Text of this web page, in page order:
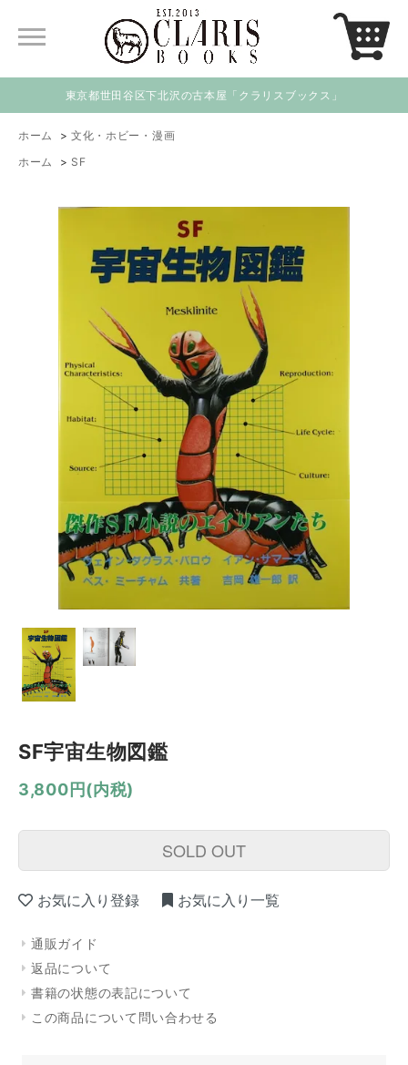
東京都世田谷区下北沢の古本屋「クラリスブックス」
ホーム > 文化・ホビー・漫画
ホーム
> SF
SF宇宙生物図鑑
3,800円(内税)
SOLD OUT
お気に入り登録 お気に入り一覧
通販ガイド
返品について
書籍の状態の表記について
この商品について問い合わせる